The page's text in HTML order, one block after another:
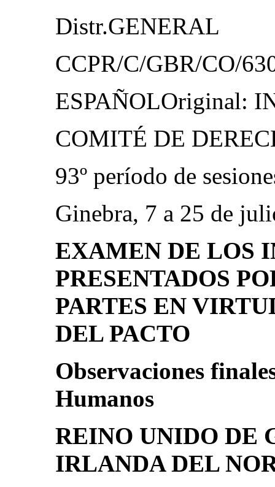
Distr.GENERAL
CCPR/C/GBR/CO/
ESPAÑOLOriginal:
COMITÉ DE
93º período de
Ginebra, 7 a 25 de
EXAMEN DE LOS
PRESENTADOS
PARTES EN
DEL PACTO
Observaciones
Humanos
REINO UNIDO DE
IRLANDA DEL